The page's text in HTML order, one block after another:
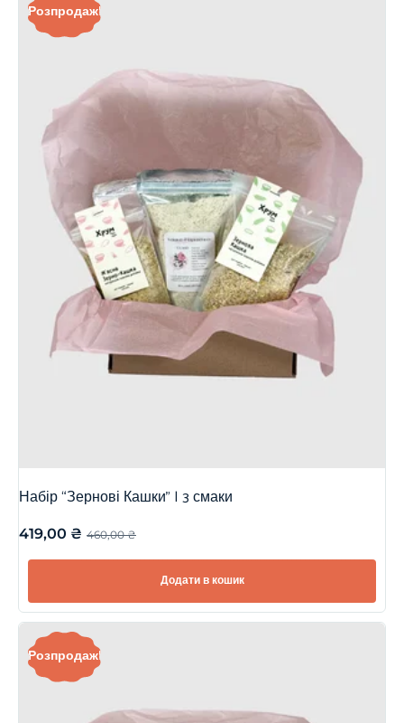
Розпродаж!
Набір “Зернові Кашки” | 3 смаки
460,00₴
419,00 ₴
Додати в кошик
Розпродаж!